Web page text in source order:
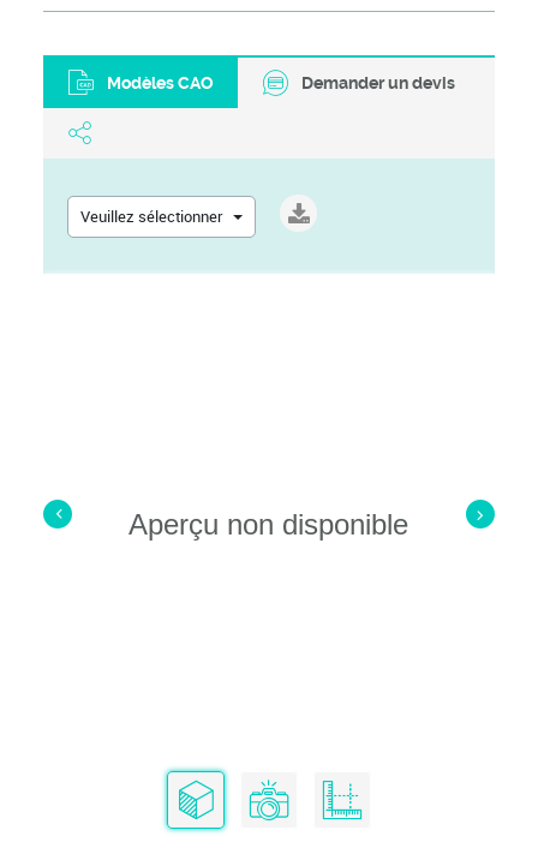
Aperçu non disponible
Modèles CAO Demander un devis
Veuillez sélectionner